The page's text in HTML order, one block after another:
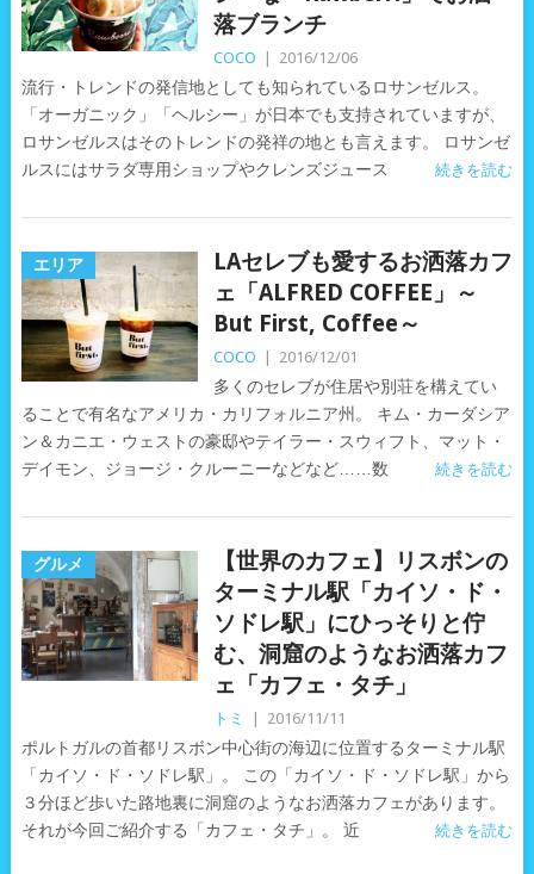
落ブランチ
COCO 2016/12/06
流行・トレンドの発信地としても知られているロサンゼルス。
「オーガニック」「ヘルシー」が日本でも支持されていますが、
ロサンゼルスはそのトレンドの発祥の地とも言えます。 ロサンゼ
ルスにはサラダ専用ショップやクレンズジュース
続きを読む
エリア
LAセレブも愛するお洒落カフ
ェ「ALFRED COFFEE」～
But First, Coffee～
COCO 2016/12/01
多くのセレブが住居や別荘を構えてい
ることで有名なアメリカ・カリフォルニア州。 キム・カーダシア
ン＆カニエ・ウェストの豪邸やテイラー・スウィフト、マット・
デイモン、ジョージ・クルーニーなどなど……数
続きを読む
グルメ
【世界のカフェ】リスボンの
ターミナル駅「カイソ・ド・
ソドレ駅」にひっそりと佇
む、洞窟のようなお洒落カフ
ェ「カフェ・タチ」
トミ 2016/11/11
ポルトガルの首都リスボン中心街の海辺に位置するターミナル駅
「カイソ・ド・ソドレ駅」。 この「カイソ・ド・ソドレ駅」から
３分ほど歩いた路地裏に洞窟のようなお洒落カフェがあります。
それが今回ご紹介する「カフェ・タチ」。 近
続きを読む